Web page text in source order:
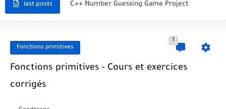
last posts C++ Number Guessing Game Project
C++ Simple Text Editor Project
Fonctions primitives
1
Fonctions primitives - Cours et exercices
corrigés